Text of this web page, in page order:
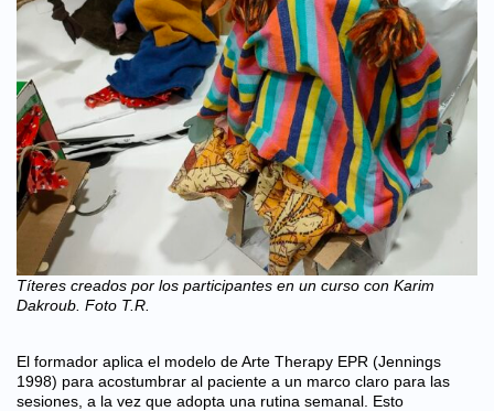
Títeres creados por los participantes en un curso con Karim
Dakroub. Foto T.R.
El formador aplica el modelo de Arte Therapy EPR (Jennings
1998) para acostumbrar al paciente a un marco claro para las
sesiones, a la vez que adopta una rutina semanal. Esto